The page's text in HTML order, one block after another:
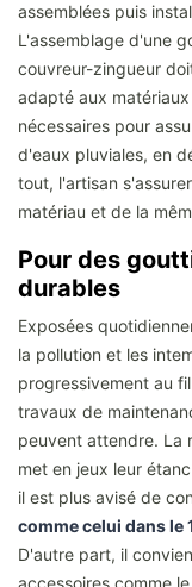
assemblées puis
L'assemblage d'une
couvreur-zingueur
adapté aux
nécessaires pour
d'eaux pluviales, en
tout, l'artisan
matériau et de la
Pour des
durables
Exposées
la pollution et les
progressivement au
travaux de
peuvent attendre. La
met en jeux leur
il est plus avisé de
comme celui dans le
D'autre part, il